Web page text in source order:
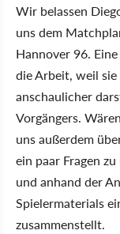
Wir belassen
uns dem
Hannover 96.
die Arbeit, weil
anschaulicher
Vorgängers.
uns außerdem
ein paar Fragen
und anhand der
Spielermaterials
zusammenstellt.